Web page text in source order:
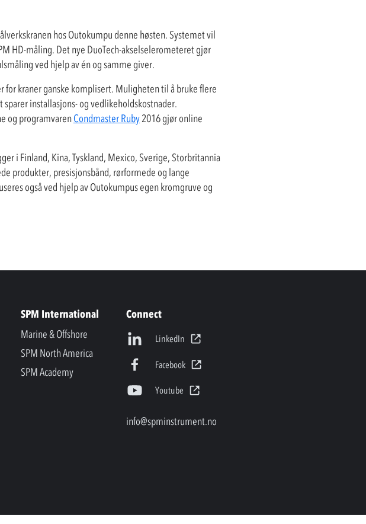
hos Outokumpu denne høsten. Systemet vil
HD-måling. Det nye DuoTech-akselselerometeret gjør
ved hjelp av én og samme giver.
for kraner ganske komplisert. Muligheten til å bruke flere
installasjons- og vedlikeholdskostnader.
og programvarenCondmaster Ruby2016 gjør online
i Finland, Kina, Tyskland, Mexico, Sverige, Storbritannia
produkter, presisjonsbånd, rørformede og lange
også ved hjelp av Outokumpus egen kromgruve og
SPM International
Marine & Offshore
SPM North America
SPM Academy
Connect
LinkedIn
Facebook
Youtube
info@spminstrument.no